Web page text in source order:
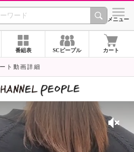
CHANNEL シメニュー
番組表 SCピープル カート
ト動画詳細